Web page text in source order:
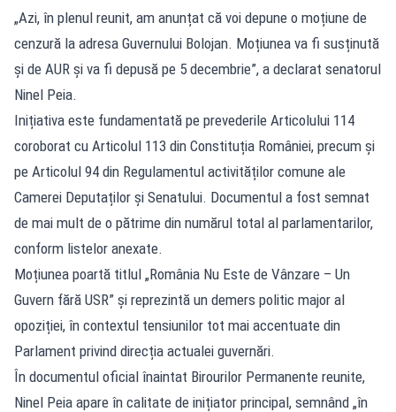
„Azi, în plenul reunit, am anunțat că voi depune o moțiune de
cenzură la adresa Guvernului Bolojan. Moțiunea va fi susținută
și de AUR și va fi depusă pe 5 decembrie”, a declarat senatorul
Ninel Peia.
Inițiativa este fundamentată pe prevederile Articolului 114
coroborat cu Articolul 113 din Constituția României, precum și
pe Articolul 94 din Regulamentul activităților comune ale
Camerei Deputaților și Senatului. Documentul a fost semnat
de mai mult de o pătrime din numărul total al parlamentarilor,
conform listelor anexate.
Moțiunea poartă titlul „România Nu Este de Vânzare – Un
Guvern fără USR” și reprezintă un demers politic major al
opoziției, în contextul tensiunilor tot mai accentuate din
Parlament privind direcția actualei guvernări.
În documentul oficial înaintat Birourilor Permanente reunite,
Ninel Peia apare în calitate de inițiator principal, semnând „în